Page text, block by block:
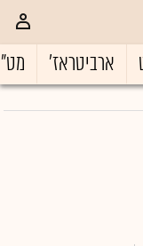
ארביטראז'